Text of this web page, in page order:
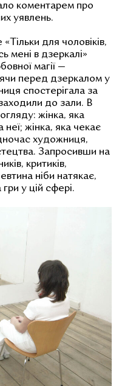
коментарем про
уявлень.
для чоловіків,
мені в дзеркалі»
магії —
перед дзеркалом у
спостерігала за
до зали. В
жінка, яка
неї; жінка, яка чекає
художниця,
Запросивши на
критиків,
ніби натякає,
у цій сфері.